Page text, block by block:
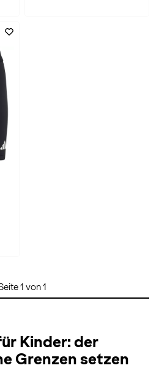
1 von 1
Kinder: der
Grenzen setzen